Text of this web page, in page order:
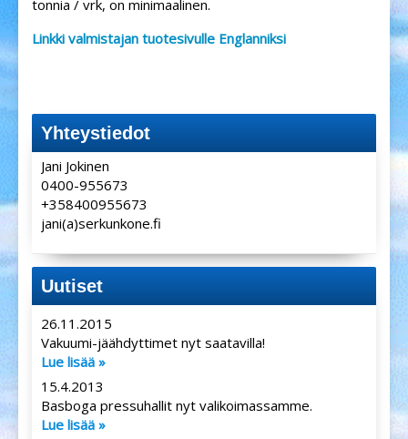
tonnia / vrk, on minimaalinen.
Linkki valmistajan tuotesivulle Englanniksi
Yhteystiedot
Jani Jokinen
0400-955673
+358400955673
jani(a)serkunkone.fi
Uutiset
26.11.2015
Vakuumi-jäähdyttimet nyt saatavilla!
Lue lisää »
15.4.2013
Basboga pressuhallit nyt valikoimassamme.
Lue lisää »